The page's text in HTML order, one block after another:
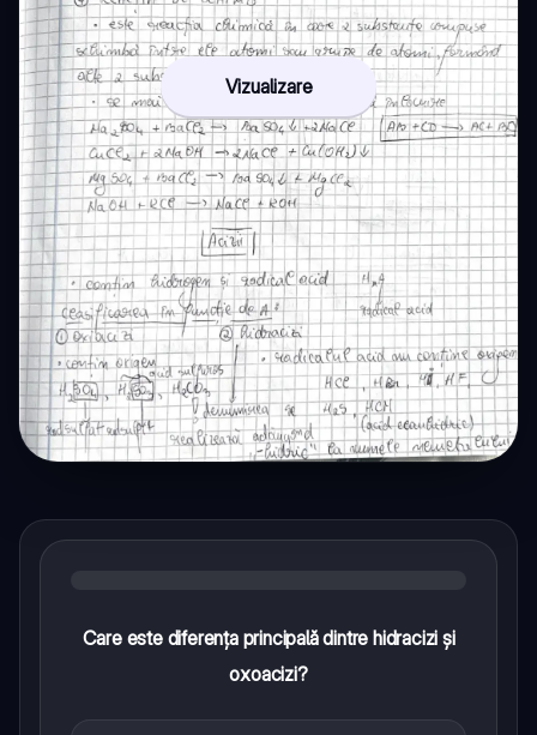
Vizualizare
Care este diferența principală dintre hidracizi și
oxoacizi?